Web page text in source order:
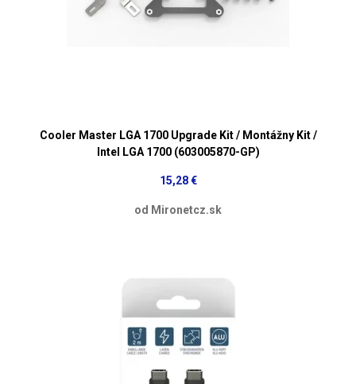
Cooler Master LGA 1700 Upgrade Kit / Montážny Kit /
Intel LGA 1700 (603005870-GP)
15,28 €
od Mironetcz.sk